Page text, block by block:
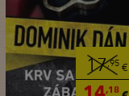
17,95€
14,18